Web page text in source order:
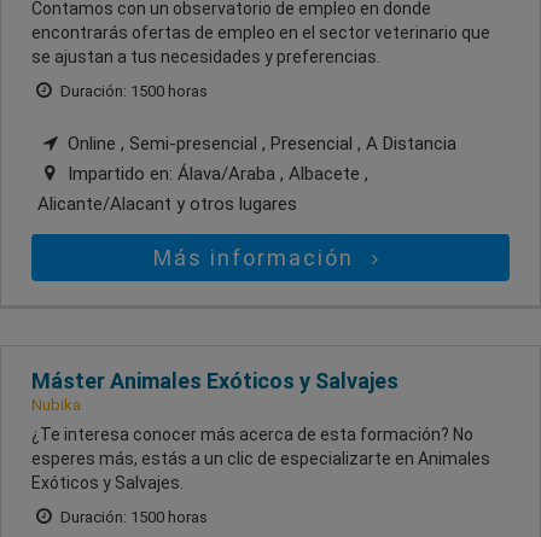
Contamos con un observatorio de empleo en donde
encontrarás ofertas de empleo en el sector veterinario que
se ajustan a tus necesidades y preferencias.
Duración: 1500 horas
Online , Semi-presencial , Presencial , A Distancia
Impartido en: Álava/Araba , Albacete ,
Alicante/Alacant y otros lugares
Más información
Máster Animales Exóticos y Salvajes
Nubika
¿Te interesa conocer más acerca de esta formación? No
esperes más, estás a un clic de especializarte en Animales
Exóticos y Salvajes.
Duración: 1500 horas